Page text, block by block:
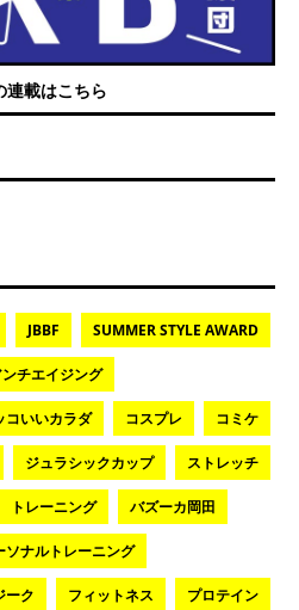
連載はこちら
JBBF SUMMER STYLE AWARD
ンチエイジング
コいいカラダ コスプレ コミケ
ジュラシックカップ ストレッチ
トレーニング バズーカ岡田
ソナルトレーニング
ーク フィットネス プロテイン